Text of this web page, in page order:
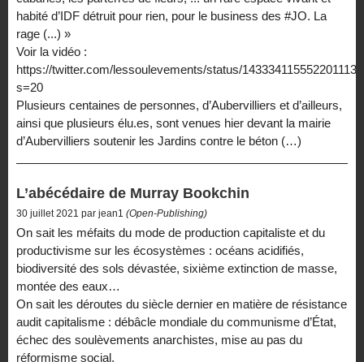
habité d’IDF détruit pour rien, pour le business des #JO. La
rage (...) »
Voir la vidéo :
https://twitter.com/lessoulevements/status/
s=20
Plusieurs centaines de personnes, d’Aubervilliers et d’ailleurs,
ainsi que plusieurs élu.es, sont venues hier devant la mairie
d’Aubervilliers soutenir les Jardins contre le béton (…)
L’abécédaire de Murray Bookchin
30 juillet 2021 par jean1 (Open-Publishing)
On sait les méfaits du mode de production capitaliste et du
productivisme sur les écosystèmes : océans acidifiés,
biodiversité des sols dévastée, sixième extinction de masse,
montée des eaux…
On sait les déroutes du siècle dernier en matière de résistance
audit capitalisme : débâcle mondiale du communisme d’État,
échec des soulèvements anarchistes, mise au pas du
réformisme social.